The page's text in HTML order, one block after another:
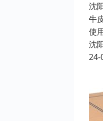
沈
牛
使
沈
24-